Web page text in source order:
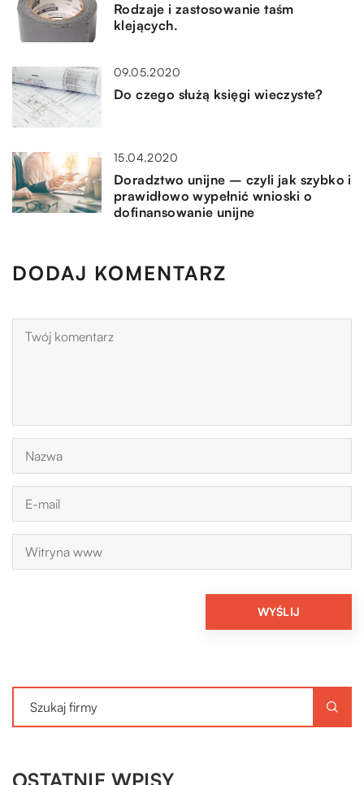
Rodzaje i zastosowanie taśm
klejących.
09.05.2020
Do czego służą księgi wieczyste?
15.04.2020
Doradztwo unijne – czyli jak szybko i
prawidłowo wypełnić wnioski o
dofinansowanie unijne
DODAJ KOMENTARZ